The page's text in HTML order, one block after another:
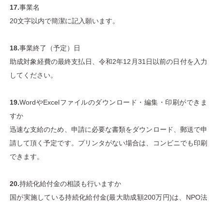
17.事業名
20文字以内で簡潔に記入願います。
18.事業終了（予定）日
助成対象経費の最終支払日、令和2年12月31日以前の日付を入力
してください。
19.WordやExcelファイルのダウンロード・編集・印刷ができま
すか
迅速な支給のため、申請に必要な書類をダウンロード、郵送で申
請して頂く予定です。プリンタがない場合は、コンビニでも印刷
できます。
20.持続化給付金の相談も行いますか
国が実施している持続化給付金(最大助成額200万円)は、NPO法